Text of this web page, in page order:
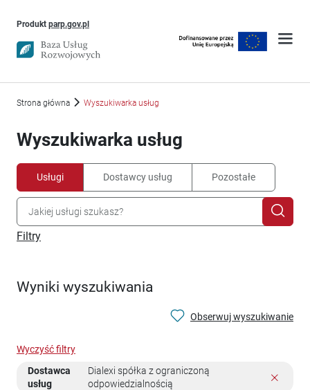
Produkt parp.gov.plUwaga, link otworzy się w nowym oknie
Strona główna Wyszukiwarka usług
Wyszukiwarka usług
Usługi Dostawcy usług Pozostałe
Filtry
Wyniki wyszukiwania
Obserwuj wyszukiwanie
Wyczyść filtry
Dostawca
usług
Dialexi spółka z ograniczoną
odpowiedzialnością